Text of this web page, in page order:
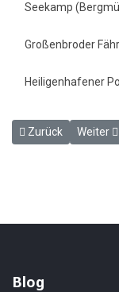
Seekamp
Großenbroder
Heiligenhafener
Vorheriger Beitrag:
Zurück Weiter
Blog